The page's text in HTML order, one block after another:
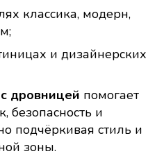
классика, модерн,
и дизайнерских
дровницей помогает
безопасность и
подчёркивая стиль и
зоны.